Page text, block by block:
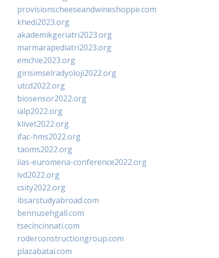
provisionscheeseandwineshoppe.com
khedi2023.org
akademikgeriatri2023.org
marmarapediatri2023.org
emchie2023.org
girisimselradyoloji2022.org
utcd2022.org
biosensor2022.org
ialp2022.org
klivet2022.org
ifac-hms2022.org
taoms2022.org
iias-euromena-conference2022.org
ivd2022.org
csity2022.org
ibsarstudyabroad.com
bennusehgall.com
tsecincinnati.com
roderconstructiongroup.com
plazabatai.com